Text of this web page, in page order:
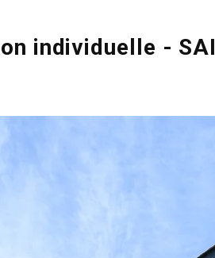
individuelle -